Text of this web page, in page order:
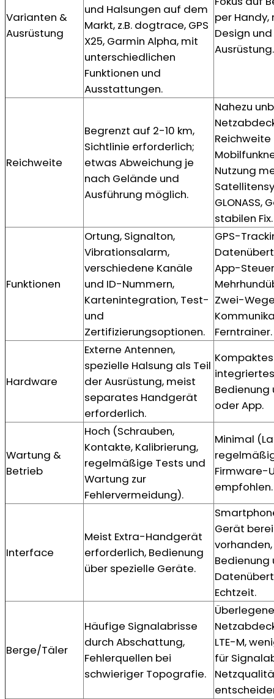
Varianten &
Ausrüstung
und Halsungen auf dem
Markt, z.B. dogtrace, GPS
X25, Garmin Alpha, mit
unterschiedlichen
Funktionen und
Ausstattungen.
per Handy,
Design
Ausrüstung.
Reichweite
Begrenzt auf 2-10 km,
Sichtlinie erforderlich;
etwas Abweichung je
nach Gelände und
Ausführung möglich.
Nahezu
Nutzung
GLONASS,
stabilen Fix.
Funktionen
Ortung, Signalton,
Vibrationsalarm,
verschiedene Kanäle
und ID-Nummern,
Kartenintegration, Test-
und
Zertifizierungsoptionen.
GPS-
App-
Zwei-
Ferntrainer.
Hardware
Externe Antennen,
spezielle Halsung als Teil
der Ausrüstung, meist
separates Handgerät
erforderlich.
Bedienung
oder App.
Wartung &
Betrieb
Hoch (Schrauben,
Kontakte, Kalibrierung,
regelmäßige Tests und
Wartung zur
Fehlervermeidung).
Minimal
Firmware-
empfohlen.
Interface
Meist Extra-Handgerät
erforderlich, Bedienung
über spezielle Geräte.
Gerät
Bedienung
Echtzeit.
Berge/Täler
Häufige Signalabrisse
durch Abschattung,
Fehlerquellen bei
schwieriger Topografie.
Überlegene
LTE-M,
für